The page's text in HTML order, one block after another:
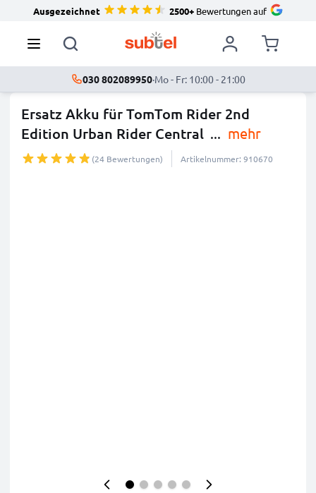
Ausgezeichnet 2500+Bewertungen auf
030 802089950·Mo - Fr: 10:00 - 21:00
Ersatz Akku für TomTom Rider 2nd
Edition Urban Rider Central ... mehr
(24 Bewertungen) Artikelnummer: 910670